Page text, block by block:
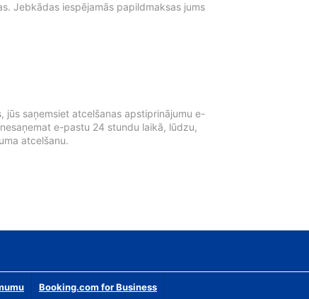
Jebkādas iespējamās papildmaksas jums
saņemsiet atcelšanas apstiprinājumu e-
e-pastu 24 stundu laikā, lūdzu,
atcelšanu.
Booking.com for Business